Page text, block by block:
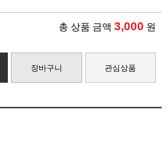
총 상품 금액 3,000 원
장바구니 관심상품